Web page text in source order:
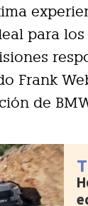
para
Frank
de